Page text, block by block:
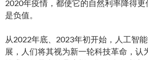
2020年疫情，都使它的自然利率降得
是负值。
从2022年底、2023年初开始，人工智
展，人们将其视为新一轮科技革命，认